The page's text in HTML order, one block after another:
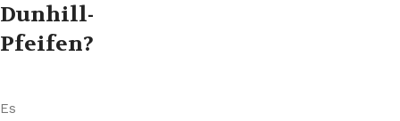
Dunhill-
Pfeifen?
Es